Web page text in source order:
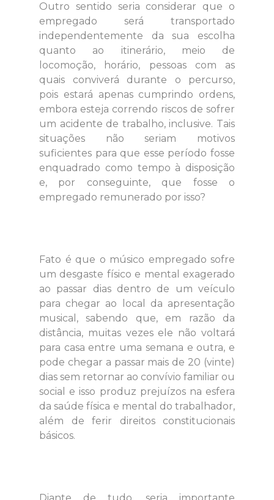
Outro sentido seria considerar que o
empregado será transportado
independentemente da sua escolha
quanto ao itinerário, meio de
locomoção, horário, pessoas com as
quais conviverá durante o percurso,
pois estará apenas cumprindo ordens,
embora esteja correndo riscos de sofrer
um acidente de trabalho, inclusive. Tais
situações não seriam motivos
suficientes para que esse período fosse
enquadrado como tempo à disposição
e, por conseguinte, que fosse o
empregado remunerado por isso?
Fato é que o músico empregado sofre
um desgaste físico e mental exagerado
ao passar dias dentro de um veículo
para chegar ao local da apresentação
musical, sabendo que, em razão da
distância, muitas vezes ele não voltará
para casa entre uma semana e outra, e
pode chegar a passar mais de 20 (vinte)
dias sem retornar ao convívio familiar ou
social e isso produz prejuízos na esfera
da saúde física e mental do trabalhador,
além de ferir direitos constitucionais
básicos.